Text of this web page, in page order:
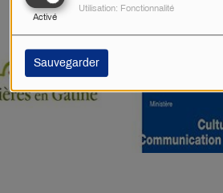
Activé
Utilisation: Fonctionnalité
Sauvegarder